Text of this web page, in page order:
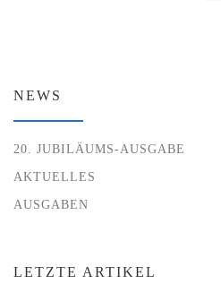
NEWS
20. JUBILÄUMS-AUSGABE
AKTUELLES
AUSGABEN
LETZTE ARTIKEL